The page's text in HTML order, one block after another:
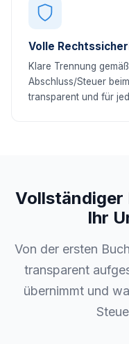
Volle
Klare Trennung
Abschluss/Steuer
transparent und für
Vollständiger
Ihr
Von der ersten
transparent
übernimmt und